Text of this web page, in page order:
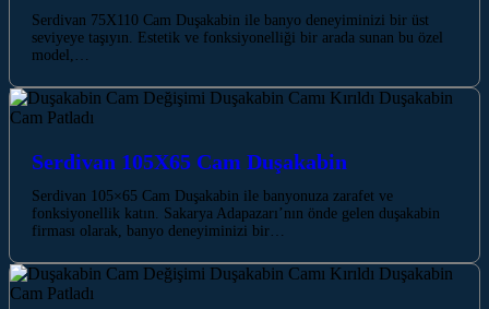
Serdivan 75X110 Cam Duşakabin ile banyo deneyiminizi bir üst
seviyeye taşıyın. Estetik ve fonksiyonelliği bir arada sunan bu özel
model,…
Serdivan 105X65 Cam Duşakabin
Serdivan 105×65 Cam Duşakabin ile banyonuza zarafet ve
fonksiyonellik katın. Sakarya Adapazarı’nın önde gelen duşakabin
firması olarak, banyo deneyiminizi bir…